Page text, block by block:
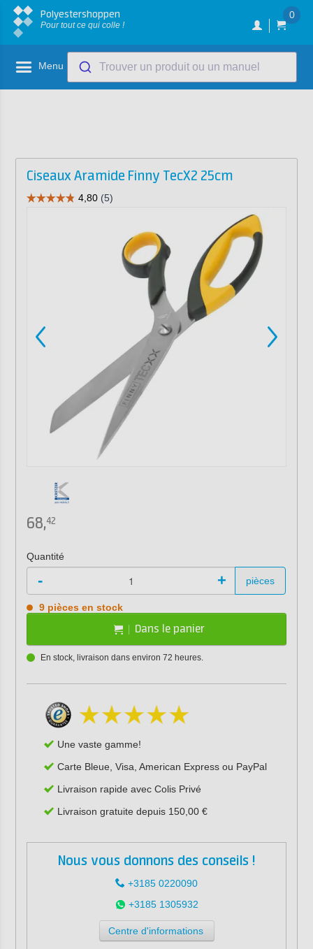
Polyestershoppen
Pour tout ce qui colle !
0
Menu Trouver un produit ou un manuel
Ciseaux Aramide Finny TecX2 25cm
68,42
Quantité
- + pièces
9 pièces en stock
Dans le panier
En stock, livraison dans environ 72 heures.
Une vaste gamme!
Carte Bleue, Visa, American Express ou PayPal
Livraison rapide avec Colis Privé
Livraison gratuite depuis 150,00 €
Nous vous donnons des conseils !
+3185 0220090
+3185 1305932
Centre d'informations